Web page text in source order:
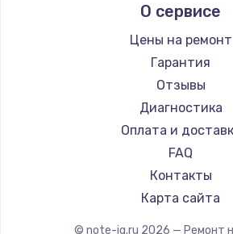
Ремонт ноутбуков
Ремонт ноутбуков
Ремонт ноутбуков
Ремонт ноутбуков
Ремонт ноутбуков
Ремонт ноутбуков
Ремонт ноутбуков
Aquarius
Gigabyte
Aorus
Maibenben
Getac
Epson
Philips
LG
Panasonic
О сервисе
Цены на ремонт
Гарантия
Отзывы
Диагностика
Оплата и
FAQ
Контакты
Карта сайта
© note-iq.ru 2026 — Ремонт